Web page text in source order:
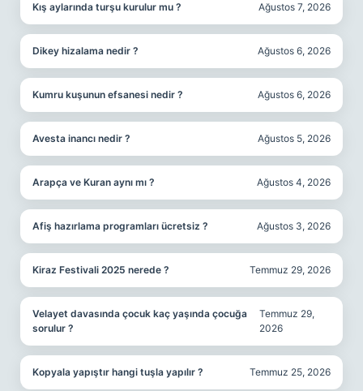
Kış aylarında turşu kurulur mu ? Ağustos 7, 2026
Dikey hizalama nedir ? Ağustos 6, 2026
Kumru kuşunun efsanesi nedir ? Ağustos 6, 2026
Avesta inancı nedir ? Ağustos 5, 2026
Arapça ve Kuran aynı mı ? Ağustos 4, 2026
Afiş hazırlama programları ücretsiz ? Ağustos 3, 2026
Kiraz Festivali 2025 nerede ? Temmuz 29, 2026
Velayet davasında çocuk kaç yaşında çocuğa
sorulur ?
Temmuz 29,
2026
Kopyala yapıştır hangi tuşla yapılır ? Temmuz 25, 2026